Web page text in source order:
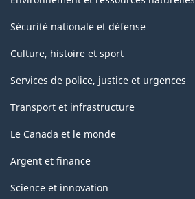
Sécurité nationale et défense
Culture, histoire et sport
Services de police, justice et urgences
Transport et infrastructure
Le Canada et le monde
Argent et finance
Science et innovation